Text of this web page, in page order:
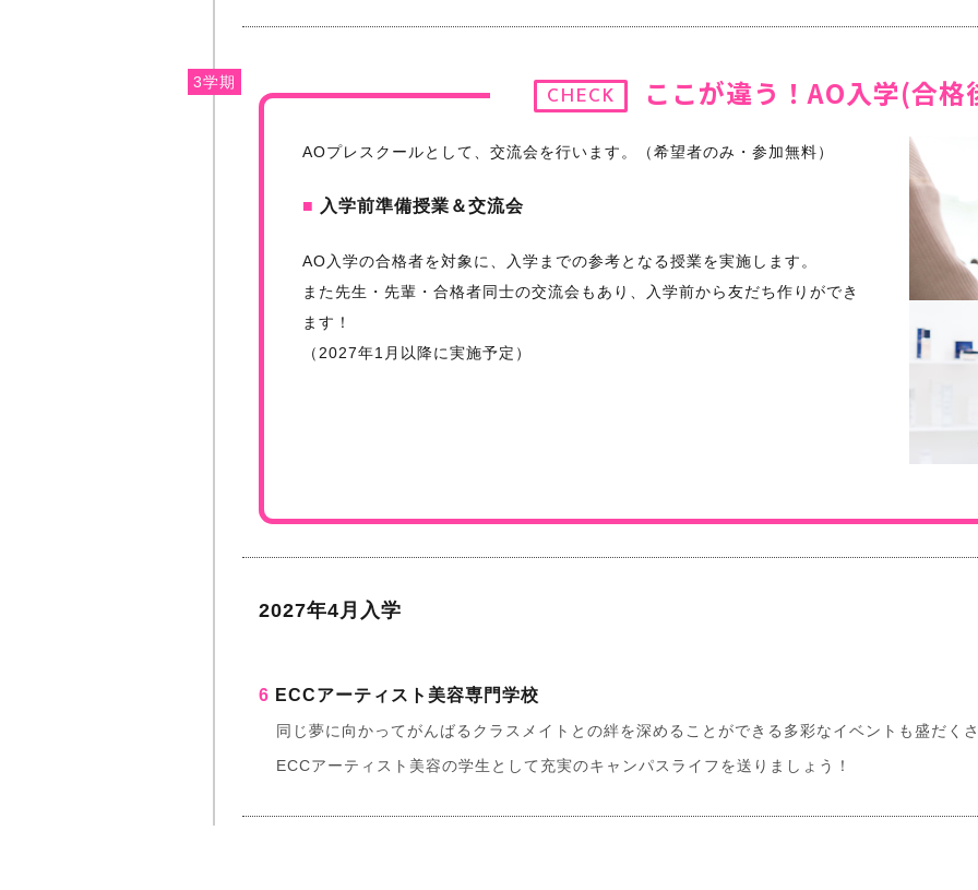
3学期
CHECK
ここが違う！AO入学(合格
AOプレスクールとして、交流会を行います。（希望者のみ・参加無料）
■ 入学前準備授業＆交流会
AO入学の合格者を対象に、入学までの参考となる授業を実施します。
また先生・先輩・合格者同士の交流会もあり、入学前から友だち作りができ
ます！
（2027年1月以降に実施予定）
2027年4月入学
6 ECCアーティスト美容専門学校
同じ夢に向かってがんばるクラスメイトとの絆を深めることができる多彩なイベントも盛だく
ECCアーティスト美容の学生として充実のキャンパスライフを送りましょう！